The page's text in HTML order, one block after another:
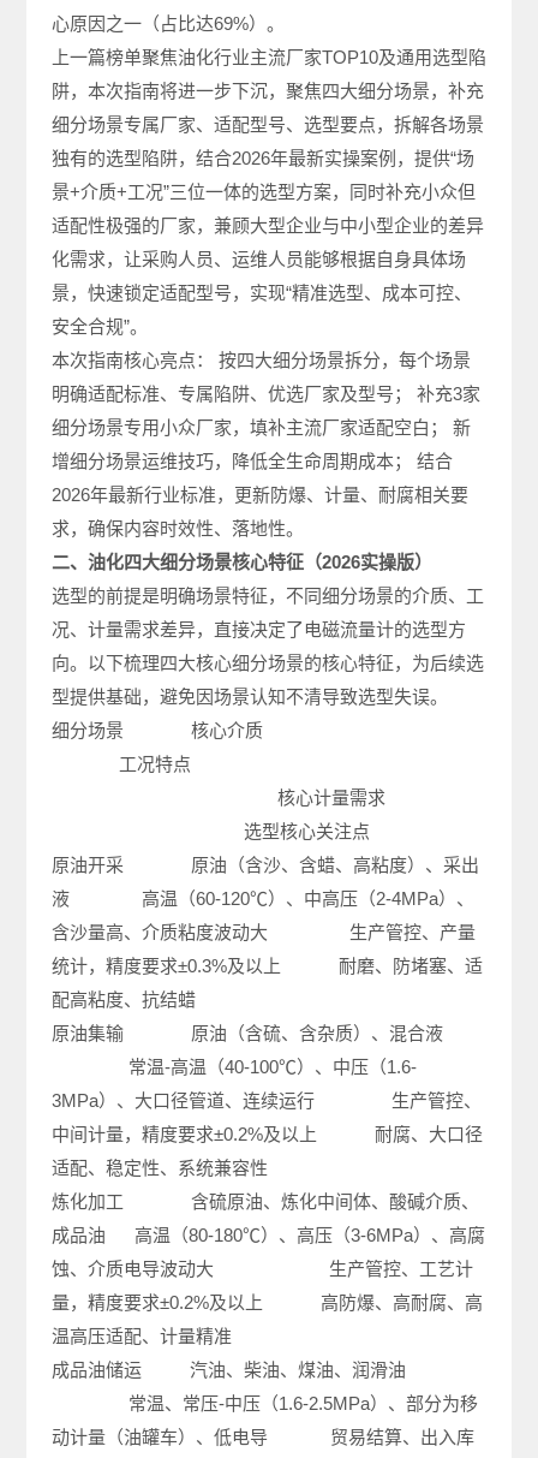
心原因之一（占比达69%）。
上一篇榜单聚焦油化行业主流厂家TOP10及通用选型陷
阱，本次指南将进一步下沉，聚焦四大细分场景，补充
细分场景专属厂家、适配型号、选型要点，拆解各场景
独有的选型陷阱，结合2026年最新实操案例，提供“场
景+介质+工况”三位一体的选型方案，同时补充小众但
适配性极强的厂家，兼顾大型企业与中小型企业的差异
化需求，让采购人员、运维人员能够根据自身具体场
景，快速锁定适配型号，实现“精准选型、成本可控、
安全合规”。
本次指南核心亮点： 按四大细分场景拆分，每个场景
明确适配标准、专属陷阱、优选厂家及型号； 补充3家
细分场景专用小众厂家，填补主流厂家适配空白； 新
增细分场景运维技巧，降低全生命周期成本； 结合
2026年最新行业标准，更新防爆、计量、耐腐相关要
求，确保内容时效性、落地性。
二、油化四大细分场景核心特征（2026实操版）
选型的前提是明确场景特征，不同细分场景的介质、工
况、计量需求差异，直接决定了电磁流量计的选型方
向。以下梳理四大核心细分场景的核心特征，为后续选
型提供基础，避免因场景认知不清导致选型失误。
细分场景 核心介质
工况特点
核心计量需求
选型核心关注点
原油开采 原油（含沙、含蜡、高粘度）、采出
液 高温（60-120℃）、中高压（2-4MPa）、
含沙量高、介质粘度波动大 生产管控、产量
统计，精度要求±0.3%及以上 耐磨、防堵塞、适
配高粘度、抗结蜡
原油集输 原油（含硫、含杂质）、混合液
常温-高温（40-100℃）、中压（1.6-
3MPa）、大口径管道、连续运行 生产管控、
中间计量，精度要求±0.2%及以上 耐腐、大口径
适配、稳定性、系统兼容性
炼化加工 含硫原油、炼化中间体、酸碱介质、
成品油 高温（80-180℃）、高压（3-6MPa）、高腐
蚀、介质电导波动大 生产管控、工艺计
量，精度要求±0.2%及以上 高防爆、高耐腐、高
温高压适配、计量精准
成品油储运汽油、柴油、煤油、润滑油
常温、常压-中压（1.6-2.5MPa）、部分为移
动计量（油罐车）、低电导 贸易结算、出入库